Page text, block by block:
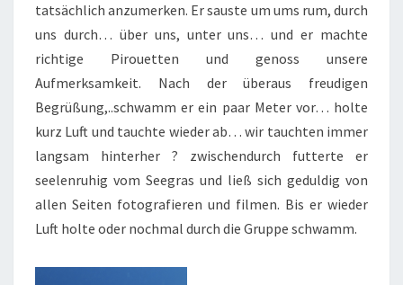
tatsächlich anzumerken. Er sauste um ums rum, durch
uns durch… über uns, unter uns… und er machte
richtige Pirouetten und genoss unsere
Aufmerksamkeit. Nach der überaus freudigen
Begrüßung,..schwamm er ein paar Meter vor… holte
kurz Luft und tauchte wieder ab… wir tauchten immer
langsam hinterher ? zwischendurch futterte er
seelenruhig vom Seegras und ließ sich geduldig von
allen Seiten fotografieren und filmen. Bis er wieder
Luft holte oder nochmal durch die Gruppe schwamm.